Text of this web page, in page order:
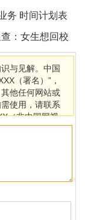
务 时间计划表
：女生想回校
与见解。中国
（署名）”，
他任何网站或
使用，请联系
（非中国网视
播更多信息，其